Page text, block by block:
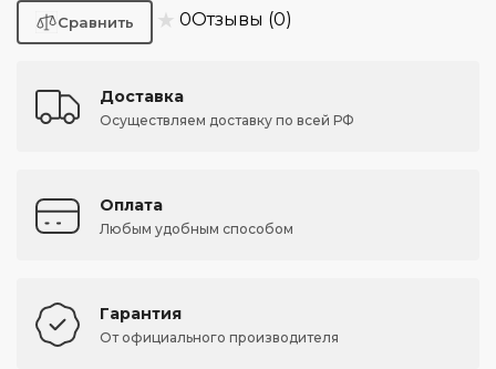
★ 0Отзывы (0)
Доставка
Осуществляем доставку по всей РФ
Оплата
Любым удобным способом
Гарантия
От официального производителя